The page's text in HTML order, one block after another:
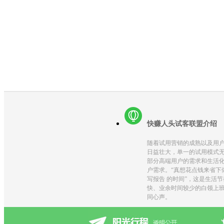
快赚人头试客联盟介绍
随着试用营销的成熟以及用
日益壮大，单一的试用模式
部分高端用户的需求和生活
户需求。“真想花点钱来省下
写报告 的时间”，这是生活
快、业余时间较少的白领上
同心声。